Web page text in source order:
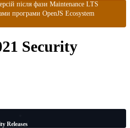
після фази Maintenance LTS
програми OpenJS Ecosystem
Security
Releases